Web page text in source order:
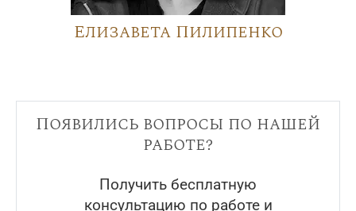
Елизавета Пилипенко
Появились вопросы по нашей
работе?
Получить бесплатную
консультацию по работе и